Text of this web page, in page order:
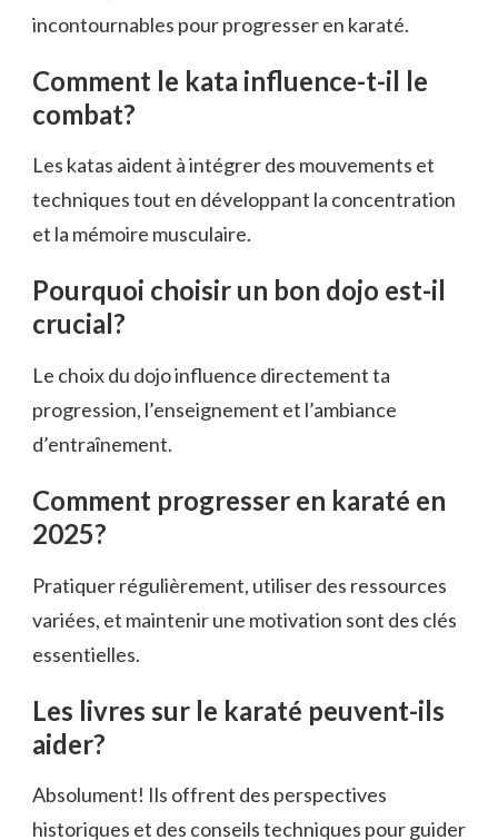
incontournables pour progresser en karaté.
Comment le kata influence-t-il le
combat?
Les katas aident à intégrer des mouvements et
techniques tout en développant la concentration
et la mémoire musculaire.
Pourquoi choisir un bon dojo est-il
crucial?
Le choix du dojo influence directement ta
progression, l’enseignement et l’ambiance
d’entraînement.
Comment progresser en karaté en
2025?
Pratiquer régulièrement, utiliser des ressources
variées, et maintenir une motivation sont des clés
essentielles.
Les livres sur le karaté peuvent-ils
aider?
Absolument! Ils offrent des perspectives
historiques et des conseils techniques pour guider